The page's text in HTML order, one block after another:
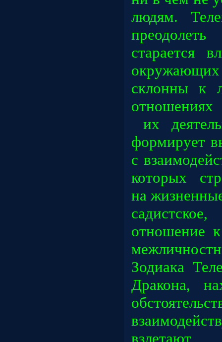
людям.
старается
склонны к
отношениях
их
формирует
с
которых
на
отношение
Зодиака
Дракона,